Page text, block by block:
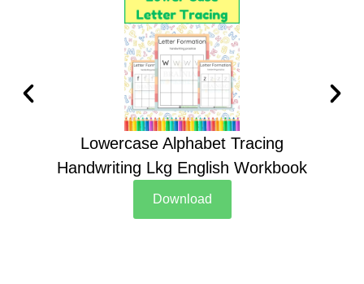
Lowercase Alphabet Tracing
Handwriting Lkg English Workbook
Download